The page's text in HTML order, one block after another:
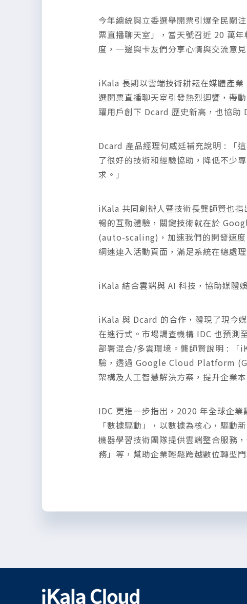
今年總統與立委選舉開票引爆全民關
票直播聊天室」，當天號召近 20 萬
度，一邊與卡友們分享心情與交流意見
iKala 長期以雲端技術耕耘在媒體產
選開票直播聊天室引發熱烈迴響，帶
躍用戶創下 Dcard 歷史新高，也協助
Dcard 產品經理何威廷補充說明 : 「
了很好的技術和經驗協助，降低不少
求。」
iKala 共同創辦人暨技術長龔師賢也
暢的互動體驗，關鍵技術就在於
(auto-scaling)，加速我們的開發速
網速連入活動頁面，滿足系統在總處
iKala 結合雲端與 AI 科技，協助媒體
iKala 與 Dcard 的合作，體現了現今
在進行式。市場調查機構 IDC 也預測
部署混合/多雲環境。龔師賢說明 : 「
驗，透過 Google Cloud Platform
架構及人工智慧解決方案，提升企業
IDC 更進一步指出，2020 年全球企
「數據驅動」，以數據為核心，驅
機器學習技術團隊提供雲端整合服務
務」等，幫助企業輕鬆跨越數位轉型